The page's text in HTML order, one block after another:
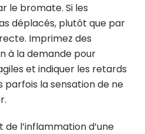
le bromate. Si les
déplacés, plutôt que par
Imprimez des
à la demande pour
et indiquer les retards
parfois la sensation de ne
l’inflammation d’une